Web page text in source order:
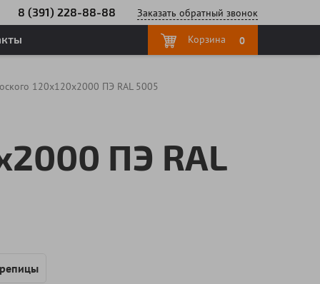
8 (391) 228-88-88 Заказать обратный звонок
Корзина 0
120х120х2000 ПЭ RAL 5005
ПЭ RAL